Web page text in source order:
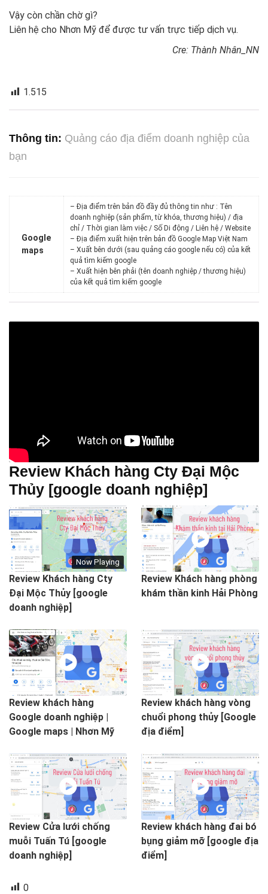
Vậy còn chần chờ gì?
Liên hệ cho Nhơn Mỹ để được tư vấn trực tiếp dịch vụ.
Cre: Thành Nhân_NN
1.515
Thông tin: Quảng cáo địa điểm doanh nghiệp của
bạn
Google
maps
– Địa điểm trên bản đồ đầy đủ thông tin như : Tên
doanh nghiệp (sản phẩm, từ khóa, thương hiệu) / địa
chỉ / Thời gian làm việc / Số Di động / Liên hệ / Website
– Địa điểm xuất hiện trên bản đồ Google Map Việt Nam
– Xuất bên dưới (sau quảng cáo google nếu có) của kết
quả tìm kiếm google
– Xuất hiện bên phải (tên doanh nghiệp / thương hiệu)
của kết quả tìm kiếm google
Review Khách hàng Cty Đại Mộc
Thủy [google doanh nghiệp]
Now Playing
Review Khách hàng Cty
Đại Mộc Thủy [google
doanh nghiệp]
Review Khách hàng phòng
khám thần kinh Hải Phòng
Review khách hàng
Google doanh nghiệp |
Google maps | Nhơn Mỹ
Review khách hàng vòng
chuổi phong thủy [Google
địa điểm]
Review Cửa lưới chống
muỗi Tuấn Tú [google
doanh nghiệp]
Review khách hàng đai bó
bụng giảm mỡ [google địa
điểm]
0